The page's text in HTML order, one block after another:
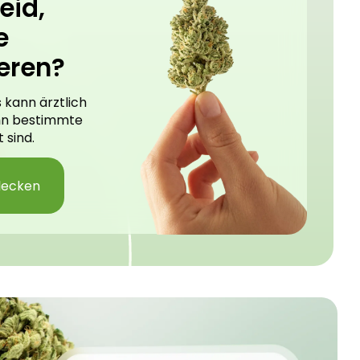
kann ärztlich
bestimmte
sind.